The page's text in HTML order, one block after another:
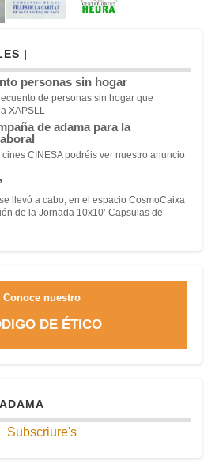
|
personas sin hogar
de personas sin hogar que
XAPSLL
de adama para la
cines CINESA podréis ver nuestro anuncio
llevó a cabo, en el espacio CosmoCaixa
de la Jornada 10x10’ Capsulas de
Conoce nuestro
DE ÉTICO
Subscriure's